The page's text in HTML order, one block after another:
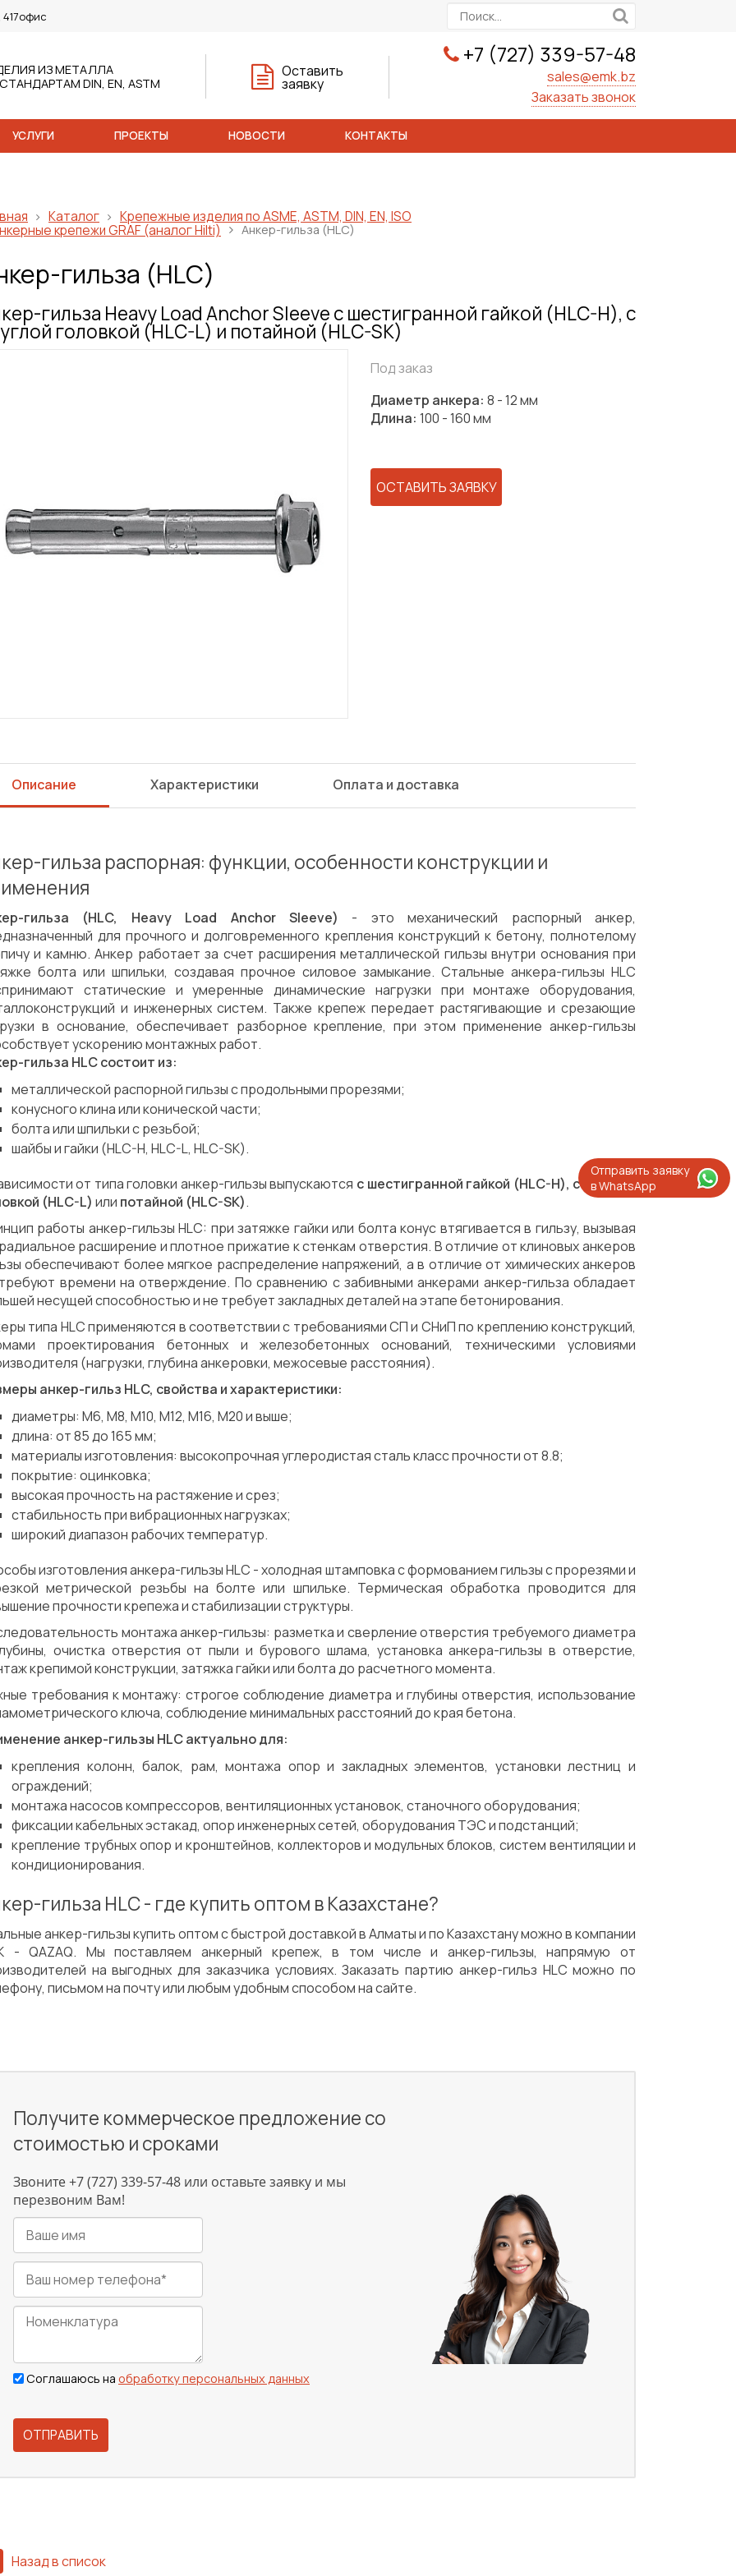
Отправить заявку
в WhatsApp
+7 (727) 339-57-48
sales@emk.bz
Заказать звонок
Оставить
заявку
ИЗ МЕТАЛЛА
DIN, EN, ASTM
УСЛУГИ ПРОЕКТЫ НОВОСТИ КОНТАКТЫ
Сварка
Каталог Крепежные изделия по ASME, ASTM, DIN, EN, ISO
крепежи GRAF (аналог Hilti) Анкер-гильза (HLC)
гильза (HLC)
гильза Heavy Load Anchor Sleeve с шестигранной гайкой (HLC-H), с
головкой (HLC-L) и потайной (HLC-SK)
Под заказ
Диаметр анкера: 8 - 12 мм
Длина: 100 - 160 мм
ОСТАВИТЬ ЗАЯВКУ
Описание Характеристики Оплата и доставка
гильза распорная: функции, особенности конструкции и
гильза (HLC, Heavy Load Anchor Sleeve) - это механический распорный анкер,
для прочного и долговременного крепления конструкций к бетону, полнотелому
и камню. Анкер работает за счет расширения металлической гильзы внутри основания при
болта или шпильки, создавая прочное силовое замыкание. Стальные анкера-гильзы HLC
статические и умеренные динамические нагрузки при монтаже оборудования,
и инженерных систем. Также крепеж передает растягивающие и срезающие
в основание, обеспечивает разборное крепление, при этом применение анкер-гильзы
ускорению монтажных работ.
гильза HLC состоит из:
металлической распорной гильзы с продольными прорезями;
конусного клина или конической части;
болта или шпильки с резьбой;
шайбы и гайки (HLC-H, HLC-L, HLC-SK).
от типа головки анкер-гильзы выпускаются с шестигранной гайкой (HLC-H), с круглой
(HLC-L) или потайной (HLC-SK).
работы анкер-гильзы HLC: при затяжке гайки или болта конус втягивается в гильзу, вызывая
расширение и плотное прижатие к стенкам отверстия. В отличие от клиновых анкеров
обеспечивают более мягкое распределение напряжений, а в отличие от химических анкеров
времени на отверждение. По сравнению с забивными анкерами анкер-гильза обладает
несущей способностью и не требует закладных деталей на этапе бетонирования.
типа HLC применяются в соответствии с требованиями СП и СНиП по креплению конструкций,
проектирования бетонных и железобетонных оснований, техническими условиями
(нагрузки, глубина анкеровки, межосевые расстояния).
анкер-гильз HLC, свойства и характеристики:
диаметры: M6, M8, M10, M12, M16, M20 и выше;
длина: от 85 до 165 мм;
материалы изготовления: высокопрочная углеродистая сталь класс прочности от 8.8;
покрытие: оцинковка;
высокая прочность на растяжение и срез;
стабильность при вибрационных нагрузках;
широкий диапазон рабочих температур.
изготовления анкера-гильзы HLC - холодная штамповка с формованием гильзы с прорезями и
метрической резьбы на болте или шпильке. Термическая обработка проводится для
прочности крепежа и стабилизации структуры.
монтажа анкер-гильзы: разметка и сверление отверстия требуемого диаметра
очистка отверстия от пыли и бурового шлама, установка анкера-гильзы в отверстие,
крепимой конструкции, затяжка гайки или болта до расчетного момента.
требования к монтажу: строгое соблюдение диаметра и глубины отверстия, использование
ключа, соблюдение минимальных расстояний до края бетона.
анкер-гильзы HLC актуально для:
крепления колонн, балок, рам, монтажа опор и закладных элементов, установки лестниц и
ограждений;
монтажа насосов компрессоров, вентиляционных установок, станочного оборудования;
фиксации кабельных эстакад, опор инженерных сетей, оборудования ТЭС и подстанций;
крепление трубных опор и кронштейнов, коллекторов и модульных блоков, систем вентиляции и
кондиционирования.
гильза HLC - где купить оптом в Казахстане?
анкер-гильзы купить оптом с быстрой доставкой в Алматы и по Казахстану можно в компании
- QAZAQ. Мы поставляем анкерный крепеж, в том числе и анкер-гильзы, напрямую от
на выгодных для заказчика условиях. Заказать партию анкер-гильз HLC можно по
письмом на почту или любым удобным способом на сайте.
Получите коммерческое предложение со
стоимостью и сроками
Звоните +7 (727) 339-57-48 или оставьте заявку и мы
перезвоним Вам!
Соглашаюсь на обработку персональных данных
ОТПРАВИТЬ
Назад в список